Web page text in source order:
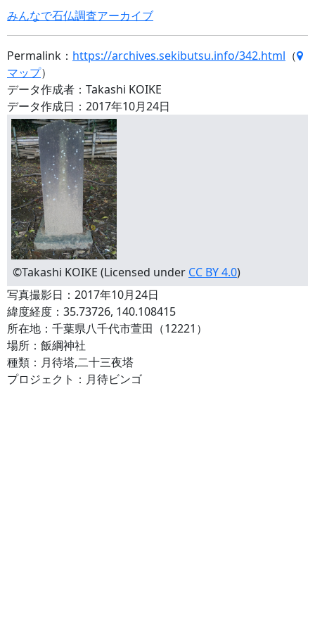
みんなで石仏調査アーカイブ
Permalink： https://archives.sekibutsu.info/342.html （
マップ）
データ作成者：Takashi KOIKE
データ作成日：2017年10月24日
©Takashi KOIKE (Licensed under CC BY 4.0)
写真撮影日：2017年10月24日
緯度経度：35.73726, 140.108415
所在地：千葉県八千代市萱田（12221）
場所：飯綱神社
種類：月待塔,二十三夜塔
プロジェクト：月待ビンゴ